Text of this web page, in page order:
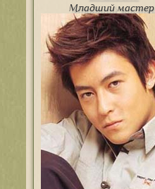
Младший мастер